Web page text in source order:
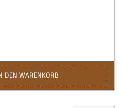
im typischen 10–50-Grains-
Pulverfüllgerät BR-3 Competition
Feineinstellung und ein schnelles,
früherer Einstellungen –
mit unterschiedlichen Laborierungen
gleichbleibende Qualität erwarten. Der
DEN WARENKORB